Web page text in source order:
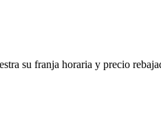
su franja horaria y precio